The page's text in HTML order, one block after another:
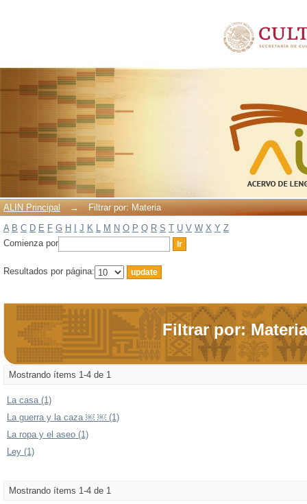
ALIN Principal →
Filtrar por: Materia
A B C D E F G H J K L M N O P Q R S T U V W X Y Z
Comienza por
Resultados por página:
Filtrar por: Materia
Mostrando ítems 1-4 de 1
La casa (1)
La guerra y la caza ￼ ￼ (1)
La ropa y el aseo (1)
Ley (1)
Mostrando ítems 1-4 de 1